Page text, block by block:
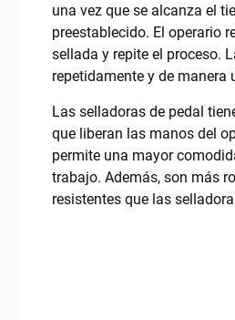
una vez que se alcanza el
preestablecido. El operario
sellada y repite el proceso.
repetidamente y de manera
Las selladoras de pedal
que liberan las manos del
permite una mayor
trabajo. Además, son más
resistentes que las